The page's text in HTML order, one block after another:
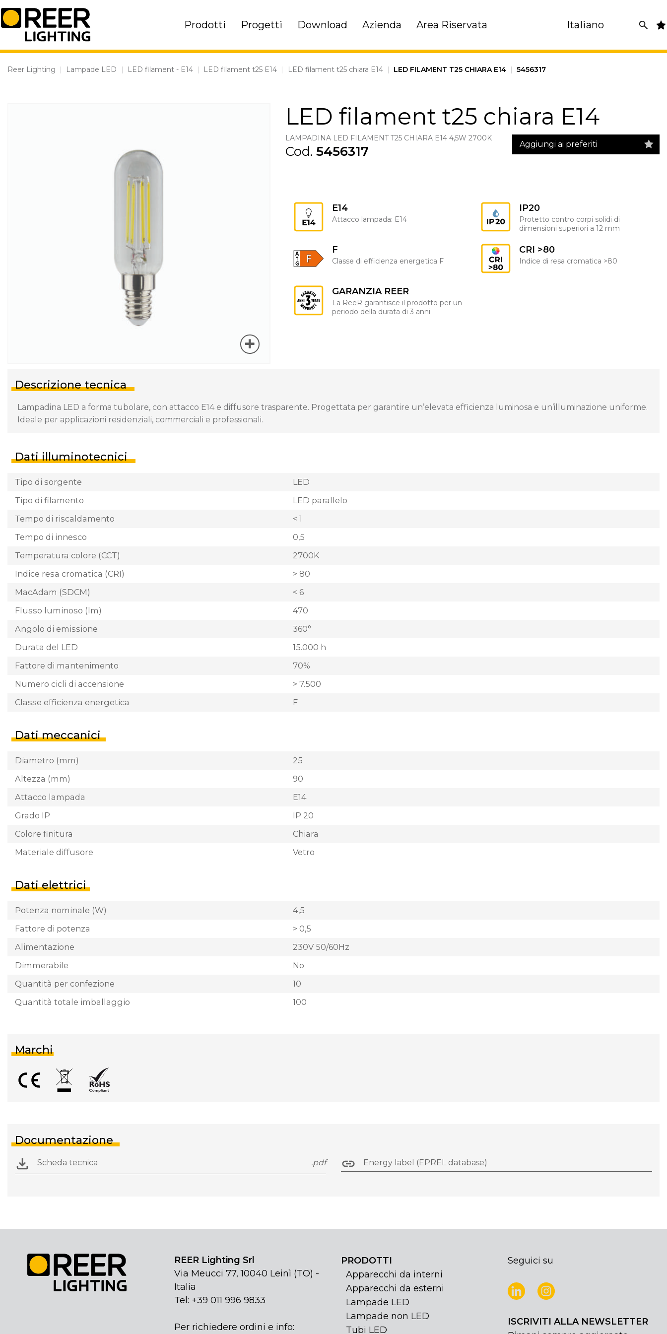
Skip
to
content
Prodotti Progetti Download Azienda Area Riservata Italiano
Reer Lighting | Lampade LED | LED filament - E14 | LED filament t25 E14 | LED filament t25 chiara E14 | LED FILAMENT T25 CHIARA E14 | 5456317
LED filament t25 chiara E14
LAMPADINA LED FILAMENT T25 CHIARA E14 4,5W 2700K
Cod. 5456317 Aggiungi ai preferiti
E14
Attacco lampada: E14
IP20
Protetto contro corpi solidi di
dimensioni superiori a 12 mm
F
Classe di efficienza energetica F
CRI >80
Indice di resa cromatica >80
GARANZIA REER
La ReeR garantisce il prodotto per un
periodo della durata di 3 anni
Descrizione tecnica
Lampadina LED a forma tubolare, con attacco E14 e diffusore trasparente. Progettata per garantire un’elevata efficienza luminosa e un’illuminazione uniforme.
Ideale per applicazioni residenziali, commerciali e professionali.
Dati illuminotecnici
Tipo di sorgente
LED
Tipo di filamento
LED parallelo
Tempo di riscaldamento
< 1
Tempo di innesco
0,5
Temperatura colore (CCT)
2700K
Indice resa cromatica (CRI)
> 80
MacAdam (SDCM)
< 6
Flusso luminoso (lm)
470
Angolo di emissione
360°
Durata del LED
15.000 h
Fattore di mantenimento
70%
Numero cicli di accensione
> 7.500
Classe efficienza energetica
F
Dati meccanici
Diametro (mm)
25
Altezza (mm)
90
Attacco lampada
E14
Grado IP
IP 20
Colore finitura
Chiara
Materiale diffusore
Vetro
Dati elettrici
Potenza nominale (W)
4,5
Fattore di potenza
> 0,5
Alimentazione
230V 50/60Hz
Dimmerabile
No
Quantità per confezione
10
Quantità totale imballaggio
100
Marchi
Documentazione
Scheda tecnica .pdf Energy label (EPREL database)
REER Lighting Srl
Via Meucci 77, 10040 Leinì (TO) -
Italia
Tel: +39 011 996 9833
Per richiedere ordini e info:
PRODOTTI
Apparecchi da interni
Apparecchi da esterni
Lampade LED
Lampade non LED
Tubi LED
Seguici su
ISCRIVITI ALLA NEWSLETTER